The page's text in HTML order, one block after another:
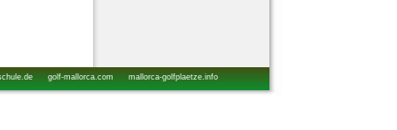
golf-mallorca.com mallorca-golfplaetze.info